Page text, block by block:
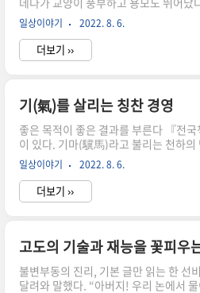
많은 사찰과 시약원 등을 지어 가난하고
쓴 자비심 많은 여인이었다. 황후의 한
신하고 자랑하는 것이었다. 어느 날 하늘
묘여, 자신이 한 일을 자랑하지 말라. 그
지었다. 빈부귀천에 상관없이 누구나 와
만 아니라 황후는 고귀한 신분에도 친히
는 서원을 하였다. 그리고 그 서원에 순
일상이야기 2022. 8. 6.
더보기 ››
기(氣)를 살리는 칭찬 경영
좋은 목적이 좋은 결과를 부른다 『전
이 있다. 기마(驥馬)라고 불리는 천하
월이 흐르자 주인은 이 말도 나이가 들어
하찮은 소금 수레 끄는 일을 하게 했다.
끌고 산을 넘게 되었다. 말굽은 늘어지고
에는 힘이 빠졌으며 온 몸에서는 땀이 비
백락(伯樂)이라는 사람이 지나가다가
안목이 깊은 사람이었으므로 한눈에 이
있었다. 그는 한 때의 명마가 어떻게 이
일상이야기 2022. 8. 6.
더보기 ››
고도의 기술과 재능을 꽃피우
불변부동의 진리, 기본 글만 읽는 한 선
달려와 말했다. “아버지! 우리 논에서